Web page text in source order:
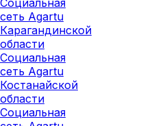
Социальная
сеть Agartu
Карагандинской
области
Социальная
сеть Agartu
Костанайской
области
Социальная